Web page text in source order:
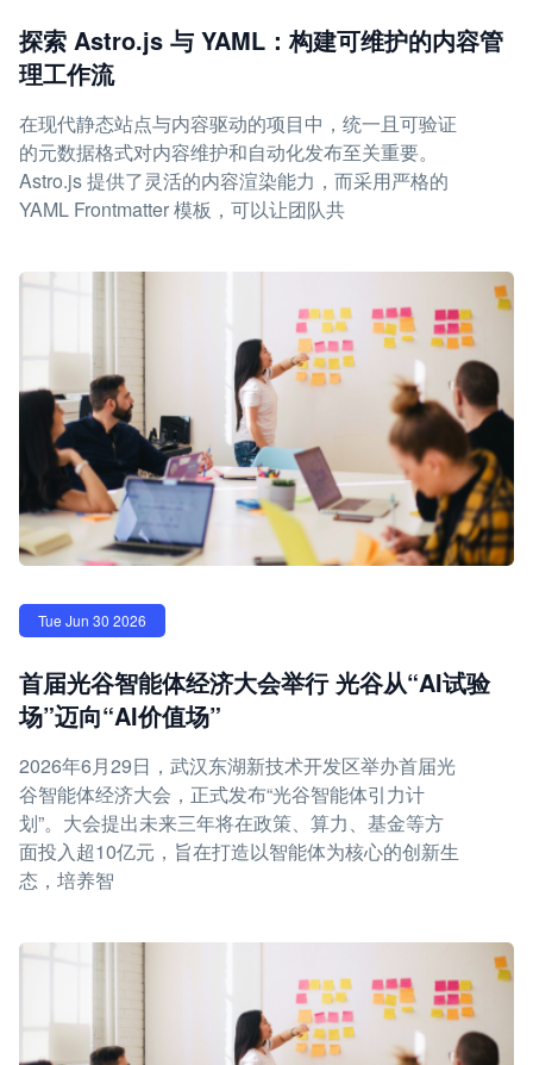
探索 Astro.js 与 YAML：构建可维护的内容管
理工作流
在现代静态站点与内容驱动的项目中，统一且可验证
的元数据格式对内容维护和自动化发布至关重要。
Astro.js 提供了灵活的内容渲染能力，而采用严格的
YAML Frontmatter 模板，可以让团队共
Tue Jun 30 2026
首届光谷智能体经济大会举行 光谷从“AI试验
场”迈向“AI价值场”
2026年6月29日，武汉东湖新技术开发区举办首届光
谷智能体经济大会，正式发布“光谷智能体引力计
划”。大会提出未来三年将在政策、算力、基金等方
面投入超10亿元，旨在打造以智能体为核心的创新生
态，培养智